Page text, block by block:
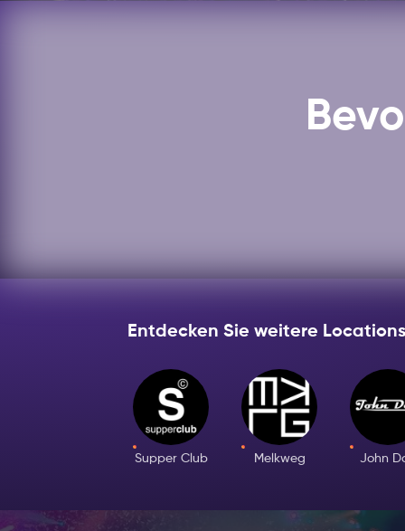
Entdecken Sie weitere
Supper Club Melkweg John